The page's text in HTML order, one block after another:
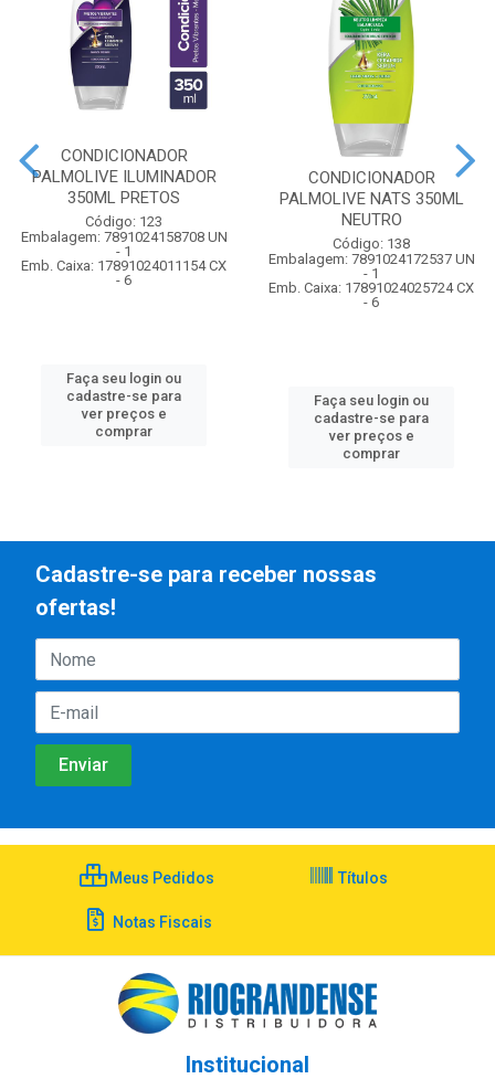
CONDICIONADOR
PALMOLIVE ILUMINADOR
350ML PRETOS
Código: 123
Embalagem: 7891024158708 UN
- 1
Emb. Caixa: 17891024011154 CX
- 6
Faça seu login ou
cadastre-se para
ver preços e
comprar
CONDICIONADOR
PALMOLIVE NATS 350ML
NEUTRO
Código: 138
Embalagem: 7891024172537 UN
- 1
Emb. Caixa: 17891024025724 CX
- 6
Faça seu login ou
cadastre-se para
ver preços e
comprar
Cadastre-se para receber nossas
ofertas!
Meus Pedidos Títulos
Notas Fiscais
Institucional